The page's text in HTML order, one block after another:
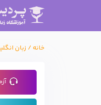
خانه / زبان